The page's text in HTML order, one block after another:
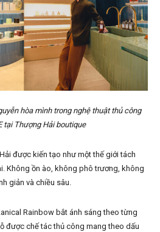
hòa mình trong nghệ thuật thủ công
tại Thượng Hải boutique
được kiến tạo như một thế giới tách
Không ồn ào, không phô trương, không
giản và chiều sâu.
Rainbow bắt ánh sáng theo từng
được chế tác thủ công mang theo dấu